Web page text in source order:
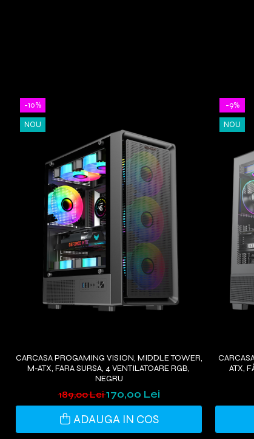
-10%
NOU
CARCASA PROGAMING VISION, MIDDLE TOWER,
M-ATX, FARA SURSA, 4 VENTILATOARE RGB,
NEGRU
189,00 Lei170,00 Lei
ADAUGA IN COS
-9%
NOU
ATX,